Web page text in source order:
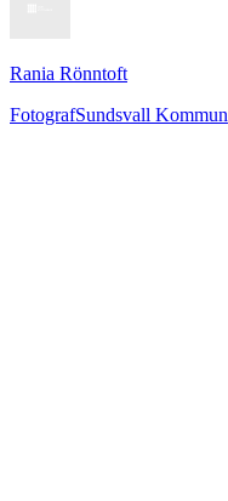
Rania Rönntoft
FotografSundsvall Kommun